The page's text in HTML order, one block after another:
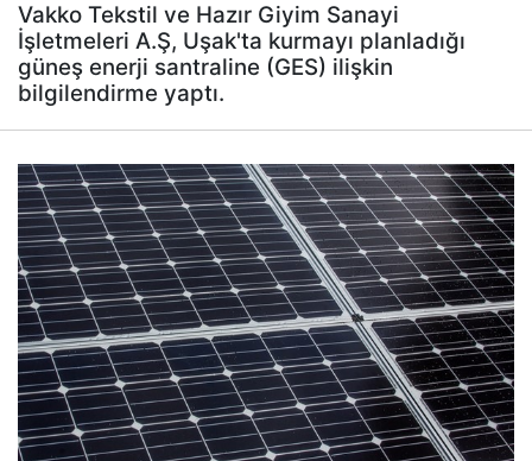
Vakko Tekstil ve Hazır Giyim Sanayi
İşletmeleri A.Ş, Uşak'ta kurmayı planladığı
güneş enerji santraline (GES) ilişkin
bilgilendirme yaptı.